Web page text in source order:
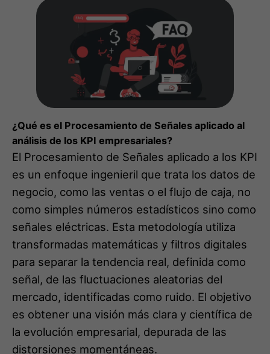
¿Qué es el Procesamiento de Señales aplicado al
análisis de los KPI empresariales?
El Procesamiento de Señales aplicado a los KPI
es un enfoque ingenieril que trata los datos de
negocio, como las ventas o el flujo de caja, no
como simples números estadísticos sino como
señales eléctricas. Esta metodología utiliza
transformadas matemáticas y filtros digitales
para separar la tendencia real, definida como
señal, de las fluctuaciones aleatorias del
mercado, identificadas como ruido. El objetivo
es obtener una visión más clara y científica de
la evolución empresarial, depurada de las
distorsiones momentáneas.
¿Cuál es la diferencia entre señal y ruido en los
datos financieros?